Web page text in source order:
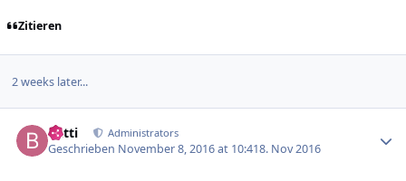
Zitieren
2 weeks later...
batti Administrators
Geschrieben November 8, 2016 at 10:418. Nov 2016